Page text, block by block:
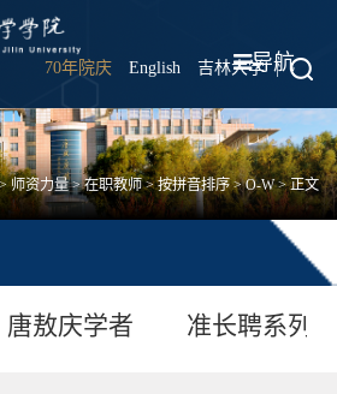
70年院庆 English 吉林大学 |
导航
师资力量>在职教师>按拼音排序>O-W> 正文
唐敖庆学者 准长聘系列